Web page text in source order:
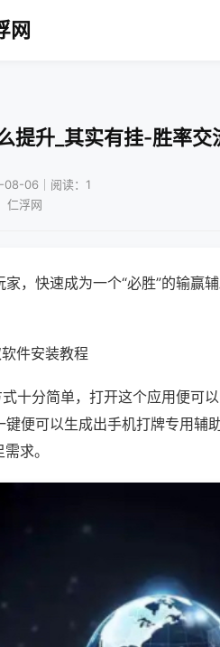
网
提升_其实有挂-胜率交
06｜阅读：1
仁浮网
，快速成为一个“必胜”的输赢
件安装教程
十分简单，打开这个应用便可
便可以生成出手机打牌专用辅
求。